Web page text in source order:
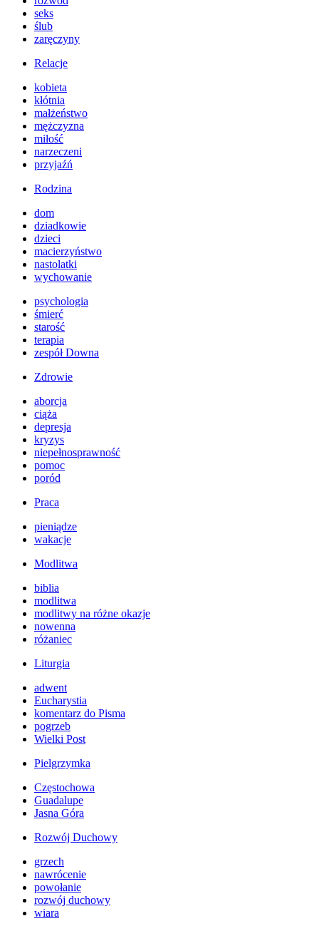
seks
ślub
zaręczyny
Relacje
kobieta
kłótnia
małżeństwo
mężczyzna
miłość
narzeczeni
przyjaźń
Rodzina
dom
dziadkowie
dzieci
macierzyństwo
nastolatki
wychowanie
psychologia
śmierć
starość
terapia
zespół Downa
Zdrowie
aborcja
ciąża
depresja
kryzys
niepełnosprawność
pomoc
poród
Praca
pieniądze
wakacje
Modlitwa
biblia
modlitwa
modlitwy na różne okazje
nowenna
różaniec
Liturgia
adwent
Eucharystia
komentarz do Pisma
pogrzeb
Wielki Post
Pielgrzymka
Częstochowa
Guadalupe
Jasna Góra
Rozwój Duchowy
grzech
nawrócenie
powołanie
rozwój duchowy
wiara